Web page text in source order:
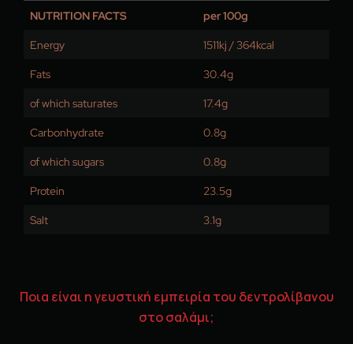
NUTRITION FACTS
per 100g
Energy
1511kj / 364kcal
Fats
30.4g
of which saturates
17.4g
Carbonhydrate
0.8g
of which sugars
0.8g
Protein
23.5g
Salt
3.1g
Ποια είναι η γευστική εμπειρία του δεντρολίβανου
στο σαλάμι;